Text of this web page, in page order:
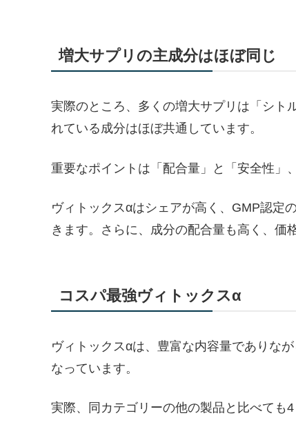
増大サプリの主成分はほぼ同じ
実際のところ、多くの増大サプリは「シト
れている成分はほぼ共通しています。
重要なポイントは「配合量」と「安全性」
ヴィトックスαはシェアが高く、GMP認定
きます。さらに、成分の配合量も高く、価
コスパ最強ヴィトックスα
ヴィトックスαは、豊富な内容量でありな
なっています。
実際、同カテゴリーの他の製品と比べても4